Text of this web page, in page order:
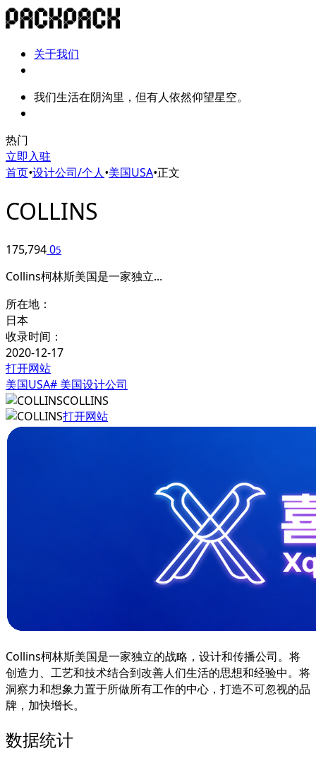
关于我们
我们生活在阴沟里，但有人依然仰望星空。
热门
立即入驻
首页•设计公司/个人•美国USA•正文
COLLINS
175,79405
Collins柯林斯美国是一家独立...
所在地：
日本
收录时间：
2020-12-17
打开网站
美国USA# 美国设计公司
COLLINS
打开网站
Collins柯林斯美国是一家独立的战略，设计和传播公司。 将
创造力、工艺和技术结合到改善人们生活的思想和经验中。 将
洞察力和想象力置于所做所有工作的中心， 打造不可忽视的品
牌， 加快增长。
数据统计